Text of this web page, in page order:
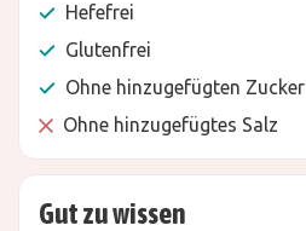
Hefefrei
Glutenfrei
Ohne hinzugefügten Zucker
Ohne hinzugefügtes Salz
Gut zu wissen